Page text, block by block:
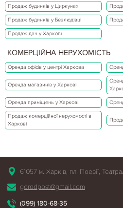
Продаж будинків у Циркунах
Продаж будинків у Безлюдівці
Продаж дач у Харкові
КОМЕРЦІЙНА НЕРУХОМІСТЬ
Оренда офісів у центрі Харкова
Оренда магазинів у Харкові
Оренда приміщень у Харкові
Продаж комерційної нерухомості в
Харкові
61057 м. Харків, пл. Поезії,
gorodpost@gmail.com
(099) 180-68-35